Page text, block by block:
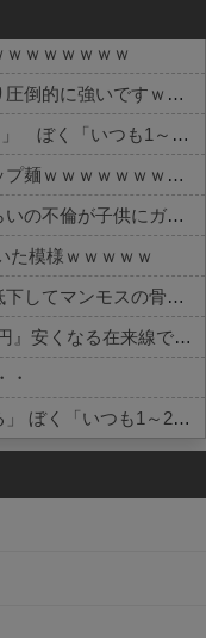
ｗｗｗｗｗｗ
ライチュウ「ピチューとピカチュウより圧倒的に強いですｗｗｗｗ」←こいつが不人気な理由
【悲報】取引先専務「Aを20個注文する」 ぼく「いつも1～2個しか使わないけど本当に20であってる？」 取専「あってる」→結果『こう』なったんだがコレワイが悪いんか？？？？？？？？
辛辛魚（からからさかな）とかいうカップ麺ｗｗｗｗｗｗｗｗｗｗ
【うわっ…】専業主婦さん、エグいくらいの不倫が子供にガチバレした結果…
た模様ｗｗｗｗｗ
記録的猛暑の欧州、ドナウ川の水位が低下してマンモスの骨や沈没したドイツ軍の戦艦が出現
【驚愕】 新幹線じゃなく『帰省費4000円』安くなる在来線で帰省した結果ｗｗｗｗｗ
・
【悲報】 取引先専務「Aを20個注文する」 ぼく「いつも1～2個しか使わないけど本当に20であってる？」 取専「あってる」→結果『こう』なったんだが...